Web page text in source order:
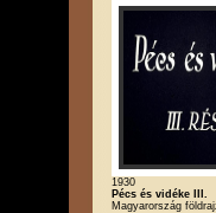
1930
Pécs és vidéke III.
Magyarország